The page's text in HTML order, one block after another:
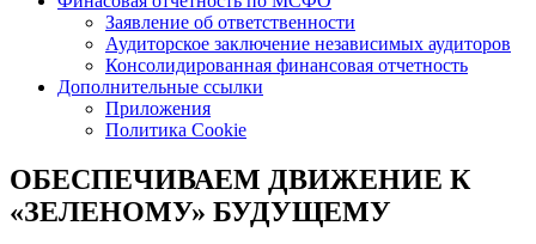
Заявление об ответственности
Аудиторское заключение независимых аудиторов
Консолидированная финансовая отчетность
Дополнительные ссылки
Приложения
Политика Cookie
ОБЕСПЕЧИВАЕМ ДВИЖЕНИЕ К
«ЗЕЛЕНОМУ» БУДУЩЕМУ